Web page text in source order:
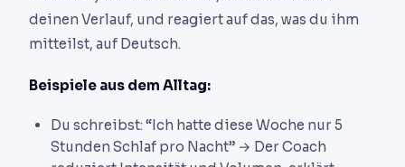
deinen Verlauf, und reagiert auf das, was du ihm
mitteilst, auf Deutsch.
Beispiele aus dem Alltag:
Du schreibst: “Ich hatte diese Woche nur 5
Stunden Schlaf pro Nacht” → Der Coach